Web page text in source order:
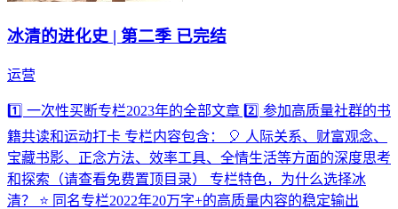
冰清的进化史 | 第二季 已完结
运营
1️⃣ 一次性买断专栏2023年的全部文章 2️⃣ 参加高质量社群的书
籍共读和运动打卡 专栏内容包含： 🎈 人际关系、财富观念、
宝藏书影、正念方法、效率工具、全情生活等方面的深度思考
和探索（请查看免费置顶目录） 专栏特色，为什么选择冰
清？ ⭐ 同名专栏2022年20万字+的高质量内容的稳定输出